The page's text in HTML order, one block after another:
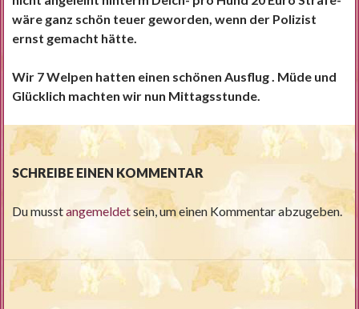
wäre ganz schön teuer geworden, wenn der Polizist
ernst gemacht hätte.
Wir 7 Welpen hatten einen schönen Ausflug . Müde und
Glücklich machten wir nun Mittagsstunde.
SCHREIBE EINEN KOMMENTAR
Du musstangemeldetsein, um einen Kommentar abzugeben.